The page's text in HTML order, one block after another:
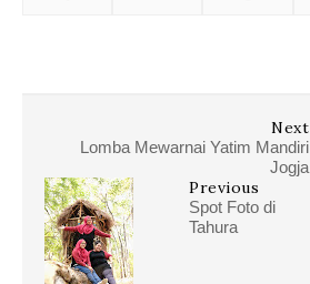
Next
Lomba Mewarnai Yatim Mandiri
Jogja
Previous
Spot Foto di
Tahura